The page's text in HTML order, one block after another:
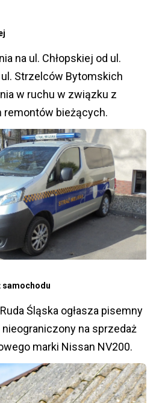
na ul. Chłopskiej od ul.
Strzelców Bytomskich
w ruchu w związku z
remontów bieżących.
samochodu
Śląska ogłasza pisemny
na sprzedaż
marki Nissan NV200.